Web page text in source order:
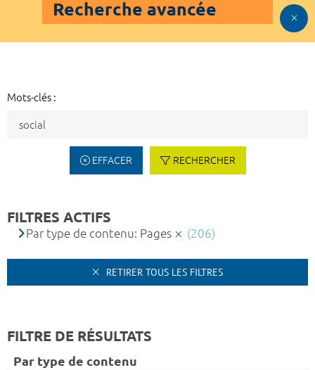
Recherche avancée
Mots-clés :
EFFACER RECHERCHER
FILTRES ACTIFS
Par type de contenu: Pages (206)
RETIRER TOUS LES FILTRES
FILTRE DE RÉSULTATS
Par type de contenu